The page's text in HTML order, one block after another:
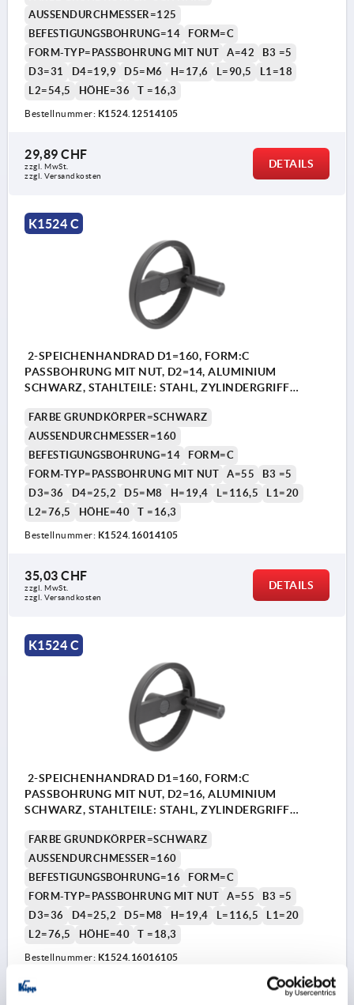
AUSSENDURCHMESSER=125
BEFESTIGUNGSBOHRUNG=14
FORM=C
FORM-TYP=PASSBOHRUNG MIT NUT
A=42
B3 =5
D3=31
D4=19,9 D5=M6 H=17,6 L=90,5
L1=18
L2=54,5
HÖHE=36 T =16,3
Bestellnummer: K1524.12514105
29,89 CHF
zzgl. MwSt.
zzgl. Versandkosten
DETAILS
K1524 C
2-SPEICHENHANDRAD D1=160, FORM:C
PASSBOHRUNG MIT NUT, D2=14, ALUMINIUM
SCHWARZ, STAHLTEILE: STAHL, ZYLINDERGRIFF
FARBE GRUNDKÖRPER=SCHWARZ
AUSSENDURCHMESSER=160
BEFESTIGUNGSBOHRUNG=14
FORM=C
FORM-TYP=PASSBOHRUNG MIT NUT
A=55
B3 =5
D3=36
D4=25,2 D5=M8 H=19,4 L=116,5
L1=20
L2=76,5
HÖHE=40 T =16,3
Bestellnummer: K1524.16014105
35,03 CHF
zzgl. MwSt.
zzgl. Versandkosten
DETAILS
K1524 C
2-SPEICHENHANDRAD D1=160, FORM:C
PASSBOHRUNG MIT NUT, D2=16, ALUMINIUM
SCHWARZ, STAHLTEILE: STAHL, ZYLINDERGRIFF
FARBE GRUNDKÖRPER=SCHWARZ
AUSSENDURCHMESSER=160
BEFESTIGUNGSBOHRUNG=16
FORM=C
FORM-TYP=PASSBOHRUNG MIT NUT
A=55
B3 =5
D3=36
D4=25,2 D5=M8 H=19,4 L=116,5
L1=20
L2=76,5
HÖHE=40 T =18,3
Bestellnummer: K1524.16016105
35,03 CHF